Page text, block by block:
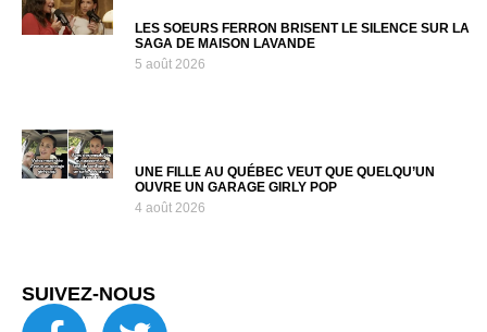
LES SOEURS FERRON BRISENT LE SILENCE SUR LA
SAGA DE MAISON LAVANDE
5 août 2026
UNE FILLE AU QUÉBEC VEUT QUE QUELQU’UN
OUVRE UN GARAGE GIRLY POP
4 août 2026
SUIVEZ-NOUS